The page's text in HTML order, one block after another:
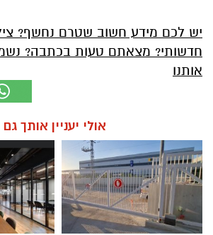
יש לכם מידע חשוב שטרם נחשף?
חדשותי? מצאתם טעות בכתבה?
אותנו
אולי יעניין אותך גם